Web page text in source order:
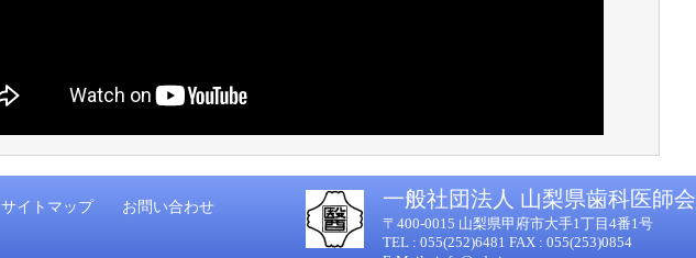
サイトマップ お問い合わせ 一般社団法人 山梨県歯科医師会
〒400-0015 山梨県甲府市大手1丁目4番1号
TEL : 055(252)6481 FAX : 055(253)0854